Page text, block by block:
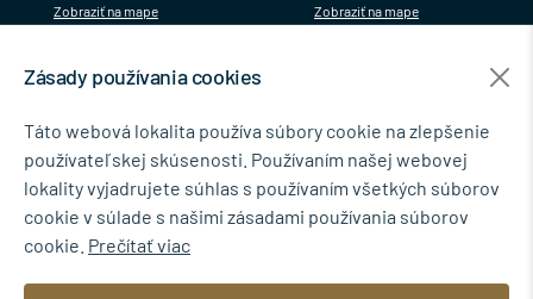
Zobraziť na mape Zobraziť na mape
NEWSLETTER
Zásady používania cookies
Táto webová lokalita používa súbory cookie na zlepšenie
používateľskej skúsenosti. Používaním našej webovej
lokality vyjadrujete súhlas s používaním všetkých súborov
cookie v súlade s našimi zásadami používania súborov
cookie. Prečítať viac